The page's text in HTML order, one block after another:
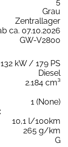
Grau
Zentrallager
ca. 07.10.2026
GW-V2800
132 kW / 179 PS
Diesel
2.184 cm³
1 (None)
10,1 l/100km
265 g/km
G